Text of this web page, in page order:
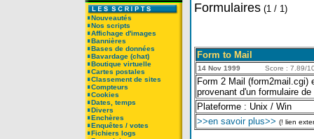
Nouveautés
Nos scripts
Affichage d'images
Bannières
Bases de données
Bavardage (chat)
Boutique virtuelle
Cartes postales
Classement de sites
Compteurs
Cookies
Dates, temps
Divers
Enchères
Enquêtes / votes
Fichiers logs
Formulaires(1 / 1)
Form to Mail
14 Nov 1999 Score : 7.89/
Form 2 Mail
provenant d'un formulaire
Plateforme : Unix / Win
>>en savoir plus>> (! lien